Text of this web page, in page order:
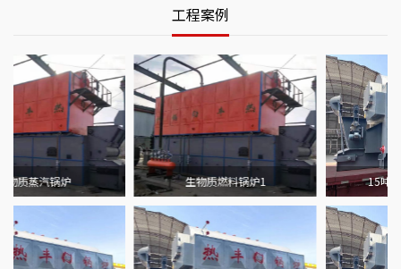
工程案例
生物质热水锅炉 生物质蒸汽锅炉